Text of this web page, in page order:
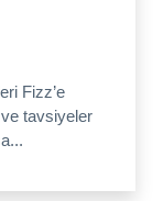
Fizz’e
tavsiyeler